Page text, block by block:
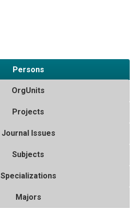
Persons
OrgUnits
Projects
Journal Issues
Subjects
Specializations
Majors